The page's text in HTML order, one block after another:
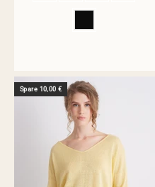
Spare 10,00 €